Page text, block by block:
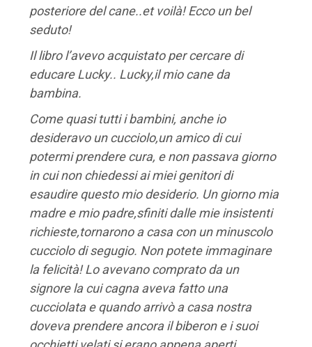
posteriore del cane..et voilà! Ecco un bel
seduto!
Il libro l’avevo acquistato per cercare di
educare Lucky.. Lucky,il mio cane da
bambina.
Come quasi tutti i bambini, anche io
desideravo un cucciolo,un amico di cui
potermi prendere cura, e non passava giorno
in cui non chiedessi ai miei genitori di
esaudire questo mio desiderio. Un giorno mia
madre e mio padre,sfiniti dalle mie insistenti
richieste,tornarono a casa con un minuscolo
cucciolo di segugio. Non potete immaginare
la felicità!Lo avevano comprato da un
signore la cui cagna aveva fatto una
cucciolata e quando arrivò a casa nostra
doveva prendere ancora il biberon e i suoi